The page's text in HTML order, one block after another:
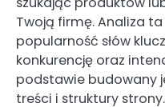
Twoją firmę. Analiza
popularność słów
konkurencję oraz
podstawie budowany
treści i struktury